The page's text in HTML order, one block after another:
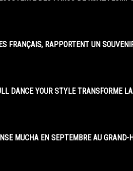
FRANÇAIS, RAPPORTENT UN
DANCE YOUR STYLE TRANSFORME
MUCHA EN SEPTEMBRE AU GRAND-